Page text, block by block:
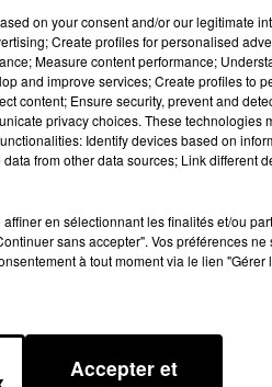
on your consent and/or our legitimate
Create profiles for personalised
Measure content performance;
and improve services; Create profiles to
content; Ensure security, prevent and
privacy choices. These technologies
Identify devices based on
from other data sources; Link different
en sélectionnant les finalités et/ou
sans accepter". Vos préférences
à tout moment via le lien "Gérer
Accepter et